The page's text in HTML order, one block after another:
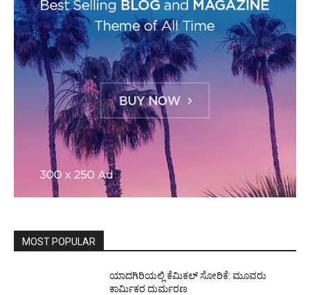
MOST POPULAR
ಯಾದಗಿರಿಯಲ್ಲಿ ಕೆಮಿಕಲ್ ಸೋರಿಕೆ: ಮೂವರು
ಕಾರ್ಮಿಕರ ದುರ್ಮರಣ